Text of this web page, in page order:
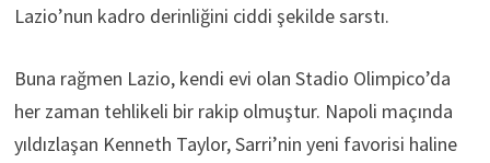
Lazio’nun kadro derinliğini ciddi şekilde sarstı.
Buna rağmen Lazio, kendi evi olan Stadio Olimpico’da
her zaman tehlikeli bir rakip olmuştur. Napoli maçında
yıldızlaşan Kenneth Taylor, Sarri’nin yeni favorisi haline